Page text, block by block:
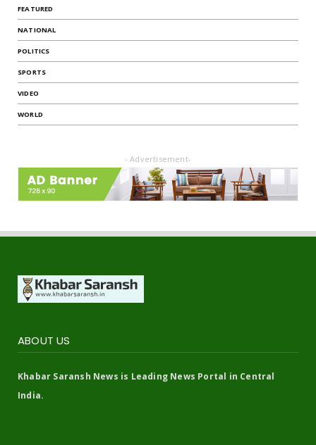
FEATURED
NATIONAL
POLITICS
SPORTS
VIDEO
WORLD
- Advertisement-
ABOUT US
Khabar Saransh News is Leading News Portal in Central
India.